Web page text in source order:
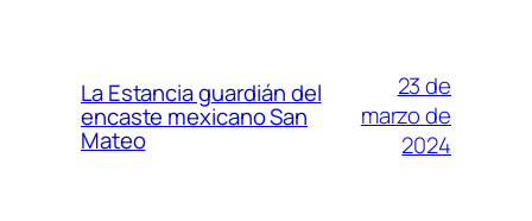
La Estancia guardián del
encaste mexicano San
Mateo
23 de
marzo de
2024